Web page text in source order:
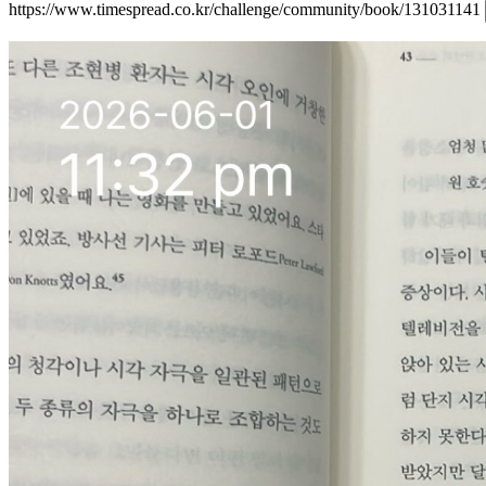
https://www.timespread.co.kr/challenge/community/book/131031141